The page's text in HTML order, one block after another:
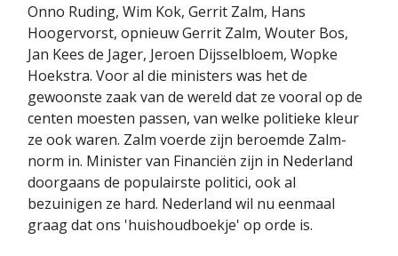
Onno Ruding, Wim Kok, Gerrit Zalm, Hans
Hoogervorst, opnieuw Gerrit Zalm, Wouter Bos,
Jan Kees de Jager, Jeroen Dijsselbloem, Wopke
Hoekstra. Voor al die ministers was het de
gewoonste zaak van de wereld dat ze vooral op de
centen moesten passen, van welke politieke kleur
ze ook waren. Zalm voerde zijn beroemde Zalm-
norm in. Minister van Financiën zijn in Nederland
doorgaans de populairste politici, ook al
bezuinigen ze hard. Nederland wil nu eenmaal
graag dat ons 'huishoudboekje' op orde is.